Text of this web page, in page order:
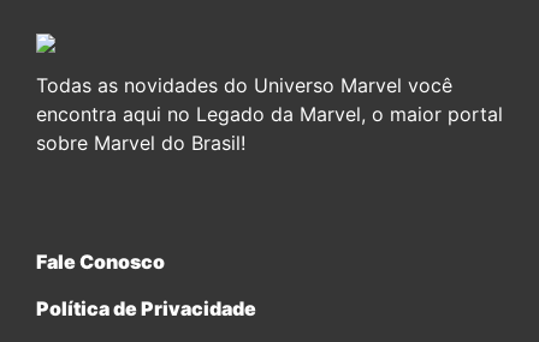
Todas as novidades do Universo Marvel você
encontra aqui no Legado da Marvel, o maior portal
sobre Marvel do Brasil!
Fale Conosco
Política de Privacidade